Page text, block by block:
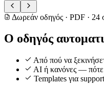
Δωρεάν οδηγός · PDF · 24
Ο οδηγός
Από πού να
AI ή κανόνες — πότε
Templates για